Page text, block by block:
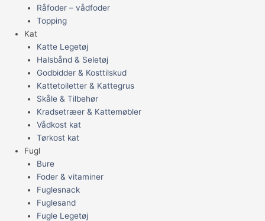
Råfoder – vådfoder
Topping
Kat
Katte Legetøj
Halsbånd & Seletøj
Godbidder & Kosttilskud
Kattetoiletter & Kattegrus
Skåle & Tilbehør
Kradsetræer & Kattemøbler
Vådkost kat
Tørkost kat
Fugl
Bure
Foder & vitaminer
Fuglesnack
Fuglesand
Fugle Legetøj